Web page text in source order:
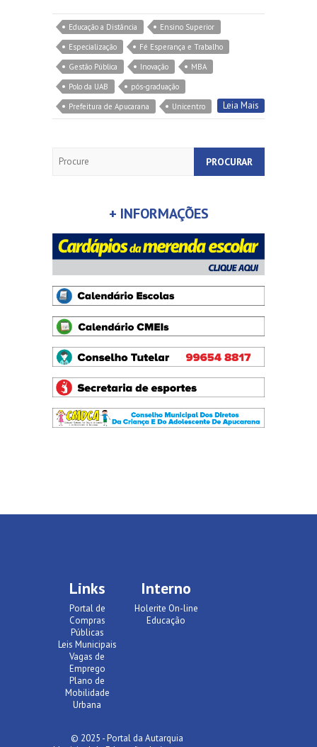
Educação a Distância
Ensino Superior
Especialização
Fé Esperança e Trabalho
Gestão Pública
Inovação
MBA
Polo da UAB
pós-graduação
Prefeitura de Apucarana
Unicentro Leia Mais
+ INFORMAÇÕES
Links
Portal de
Compras
Públicas
Leis Municipais
Vagas de
Emprego
Plano de
Mobilidade
Urbana
Interno
Holerite On-line
Educação
© 2025 - Portal da Autarquia